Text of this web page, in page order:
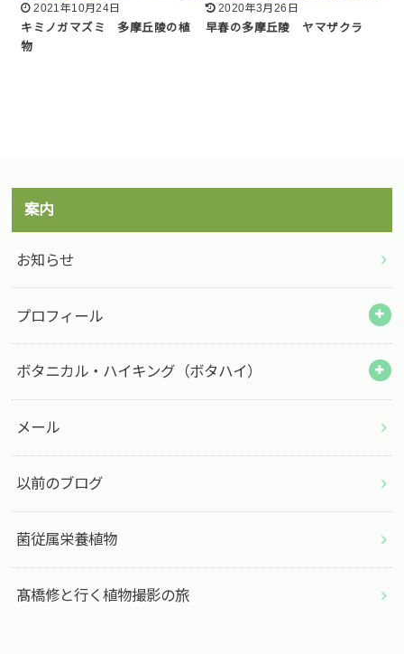
2021年10月24日
キミノガマズミ 多摩丘陵の植
物
2020年3月26日
早春の多摩丘陵 ヤマザクラ
案内
お知らせ
プロフィール
ボタニカル・ハイキング（ボタハイ）
メール
以前のブログ
菌従属栄養植物
髙橋修と行く植物撮影の旅